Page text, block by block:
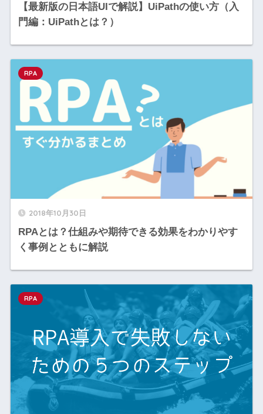
【最新版の日本語UIで解説】UiPathの使い方（入
門編：UiPathとは？）
2018年10月30日
RPAとは？仕組みや期待できる効果をわかりやす
く事例とともに解説
RPA
RPA